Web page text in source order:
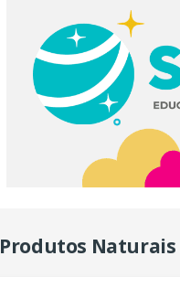
Produtos Naturais